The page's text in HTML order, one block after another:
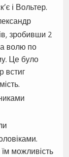
і Вольтер.
зробивши 2
волю по
Це було
встиг
можливість